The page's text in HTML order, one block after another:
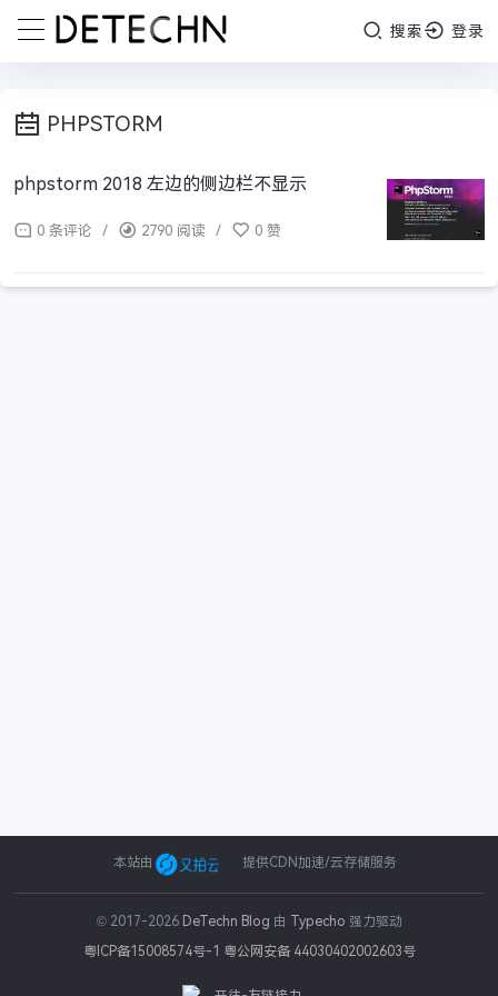
搜索 登录
PHPSTORM
phpstorm 2018 左边的侧边栏不显示
0 条评论 / 2790 阅读 / 0 赞
本站由 提供CDN加速/云存储服务
© 2017-2026 DeTechn Blog 由 Typecho 强力驱动
粤ICP备15008574号-1 粤公网安备 44030402002603号